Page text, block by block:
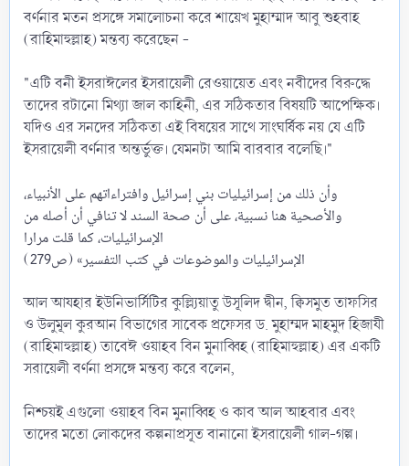
বর্ণনার মতন প্রসঙ্গে সমালোচনা করে শায়েখ মুহাম্মাদ আবু শুহবাহ
(রাহিমাহুল্লাহ) মন্তব্য করেছেন -
"এটি বনী ইসরাঈলের ইসরায়েলী রেওয়ায়েত এবং নবীদের বিরুদ্ধে
তাদের রটানো মিথ্যা জাল কাহিনী, এর সঠিকতার বিষয়টি আপেক্ষিক।
যদিও এর সনদের সঠিকতা এই বিষয়ের সাথে সাংঘর্ষিক নয় যে এটি
ইসরায়েলী বর্ণনার অন্তর্ভুক্ত। যেমনটা আমি বারবার বলেছি।"
وأن ذلك من إسرائيليات بني إسرائيل وافتراءاتهم على الأنبياء،
والأصحية هنا نسبية، ‌على ‌أن ‌صحة ‌السند ‌لا ‌تنافي أن أصله من
الإسرائيليات، كما قلت مرارا
الإسرائيليات والموضوعات في كتب التفسير» (ص279)
আল আযহার ইউনিভার্সিটির কুল্ল্যিয়াতু উসূলিদ দ্বীন, ক্বিসমুত তাফসির
ও উলুমূল কুরআন বিভাগের সাবেক প্রফেসর ড. মুহাম্মদ মাহমুদ হিজাযী
(রাহিমাহুল্লাহ) তাবেঈ ওয়াহব বিন মুনাব্বিহ (রাহিমাহুল্লাহ) এর একটি
সরায়েলী বর্ণনা প্রসঙ্গে মন্তব্য করে বলেন,
নিশ্চয়ই এগুলো ওয়াহব বিন মুনাব্বিহ ও কাব আল আহবার এবং
তাদের মতো লোকদের কল্পনাপ্রসূত বানানো ইসরায়েলী গাল-গল্প।